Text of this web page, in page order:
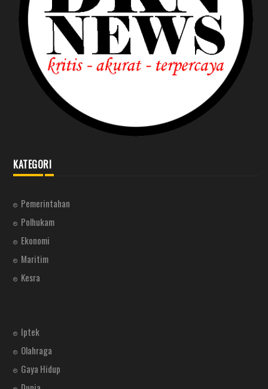
KATEGORI
Pemerintahan
Polhukam
Ekonomi
Maritim
Kesra
Iptek
Olahraga
Gaya Hidup